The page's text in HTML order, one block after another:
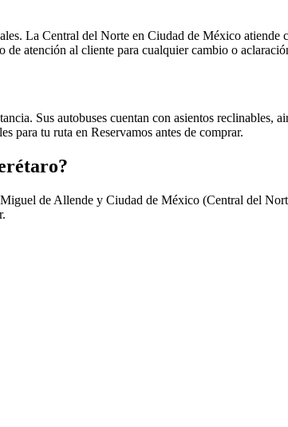
La Central del Norte en Ciudad de México atiende
de atención al cliente para cualquier cambio o
Sus autobuses cuentan con asientos reclinables,
para tu ruta en Reservamos antes de comprar.
de Allende y Ciudad de México (Central del